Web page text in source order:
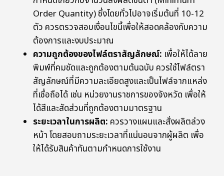
Order Quantity) ซึ่งโดยทั่วไปอาจเริ่มต้นที่ 10-12
ตัว ควรตรวจสอบเงื่อนไขนี้เพื่อให้สอดคล้องกับความ
ต้องการและงบประมาณ
ความถูกต้องของไฟล์ตราสัญลักษณ์: เพื่อให้ได้ลาย
พิมพ์ที่คมชัดและถูกต้องตามต้นฉบับ ควรใช้ไฟล์ตรา
สัญลักษณ์ที่มีความละเอียดสูงและเป็นไฟล์จากแหล่ง
ที่เชื่อถือได้ เช่น หน่วยงานราชการของจังหวัด เพื่อให้
ได้สีและสัดส่วนที่ถูกต้องตามมาตรฐาน
ระยะเวลาในการผลิต: ควรวางแผนและสั่งผลิตล่วง
หน้า โดยสอบถามระยะเวลาที่แน่นอนจากผู้ผลิต เพื่อ
ให้ได้รับสินค้าทันตามกำหนดการใช้งาน